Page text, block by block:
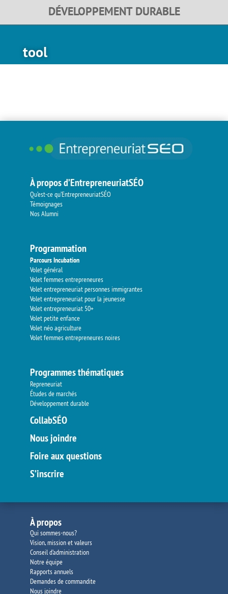
DÉVELOPPEMENT DURABLE
tool
À propos d’EntrepreneuriatSÉO
Qu’est-ce qu’EntrepreneuriatSÉO
Témoignages
Nos Alumni
Programmation
Parcours Incubation
Volet général
Volet femmes entrepreneures
Volet entrepreneuriat personnes immigrantes
Volet entrepreneuriat pour la jeunesse
Volet entrepreneuriat 50+
Volet petite enfance
Volet néo agriculture
Volet femmes entrepreneures noires
Programmes thématiques
Repreneuriat
Études de marchés
Développement durable
CollabSÉO
Nous joindre
Foire aux questions
S’inscrire
À propos
Qui sommes-nous?
Vision, mission et valeurs
Conseil d’administration
Notre équipe
Rapports annuels
Demandes de commandite
Nous joindre